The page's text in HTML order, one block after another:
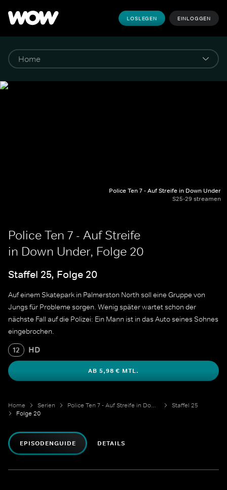
LOSLEGEN EINLOGGEN
Police Ten 7 - Auf Streife in Down Under
S25-29 streamen
Police Ten 7 - Auf Streife
in Down Under, Folge 20
Staffel 25, Folge 20
Auf einem Skatepark in Palmerston North soll eine Gruppe von
Jungs für Probleme sorgen. Wenig später wartet schon der
nächste Fall auf die Polizei: Ein Mann ist in das Auto seines Sohnes
eingebrochen.
12 HD
AB 5,98 € MTL.
Home Serien Police Ten 7 - Auf Streife in Down Under
Staffel 25
Folge 20
EPISODENGUIDE DETAILS